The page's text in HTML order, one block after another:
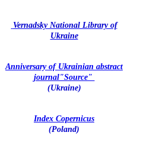
Vernadsky National Library of
Ukraine
Anniversary of Ukrainian abstract
journal"Source"
(Ukraine)
Index Copernicus
(Poland)